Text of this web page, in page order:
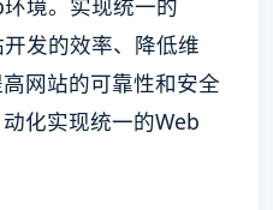
境。实现统一的
发的效率、降低维
网站的可靠性和安全
化实现统一的Web